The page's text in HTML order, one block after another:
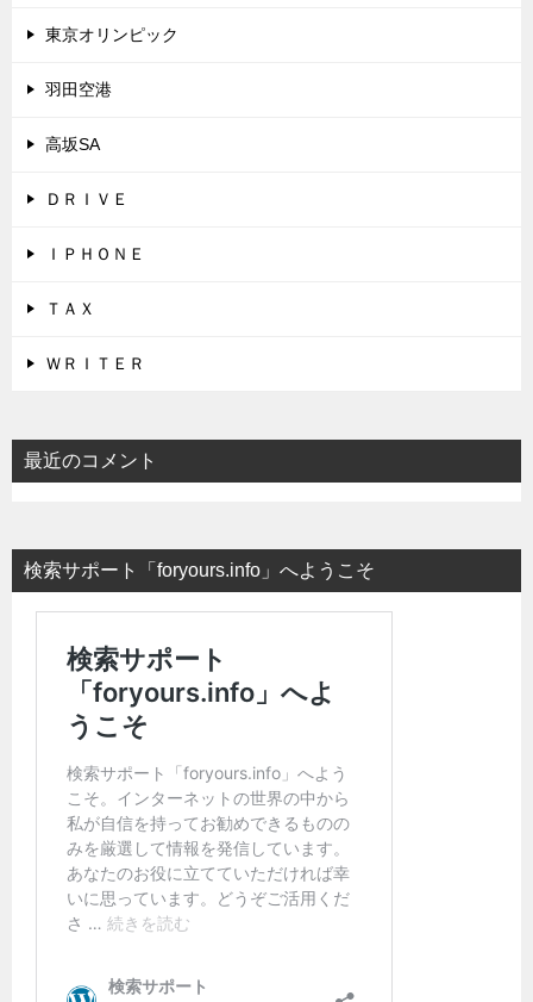
東京オリンピック
羽田空港
高坂SA
ＤＲＩＶＥ
ＩＰＨＯＮＥ
ＴＡＸ
ＷＲＩＴＥＲ
最近のコメント
検索サポート「foryours.info」へようこそ